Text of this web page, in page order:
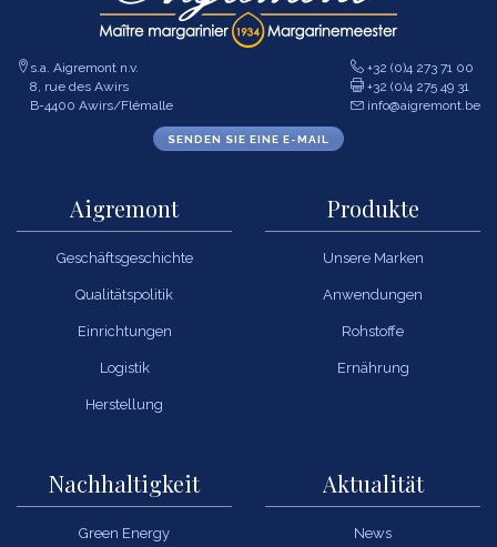
s.a. Aigremont n.v.
8, rue des Awirs
B-4400 Awirs/Flémalle
+32 (0)4 273 71 00
+32 (0)4 275 49 31
info@aigremont.be
SENDEN SIE EINE E-MAIL
Aigremont
Geschäftsgeschichte
Qualitätspolitik
Einrichtungen
Logistik
Herstellung
Produkte
Unsere Marken
Anwendungen
Rohstoffe
Ernährung
Nachhaltigkeit
Green Energy
Aktualität
News